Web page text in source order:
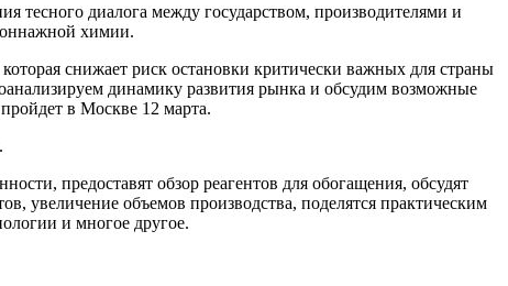
тесного диалога между государством, производителями и
химии.
снижает риск остановки критически важных для страны
динамику развития рынка и обсудим возможные
в Москве 12 марта.
предоставят обзор реагентов для обогащения, обсудят
увеличение объемов производства, поделятся практическим
и многое другое.